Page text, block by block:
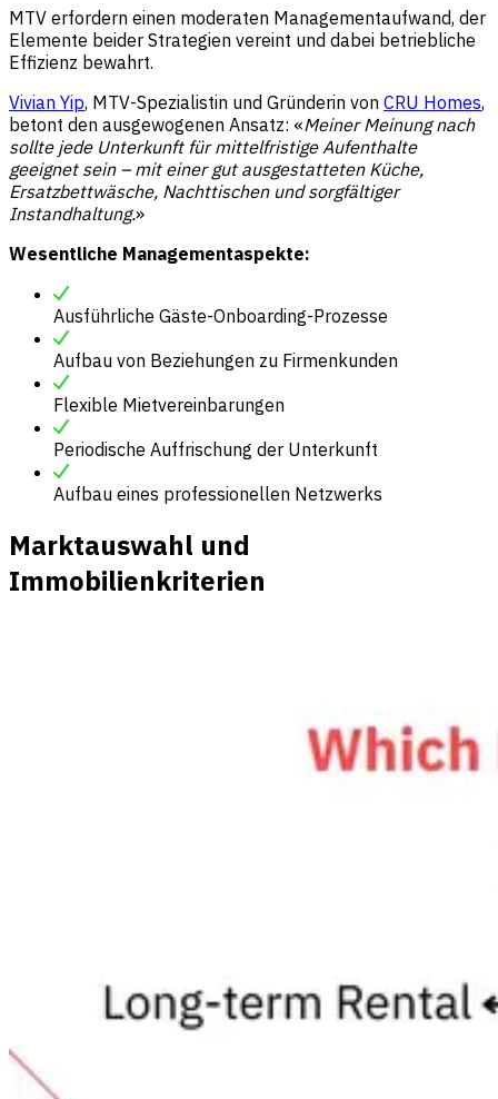
MTV erfordern einen moderaten Managementaufwand, der
Elemente beider Strategien vereint und dabei betriebliche
Effizienz bewahrt.
Vivian Yip, MTV-Spezialistin und Gründerin von CRU Homes,
betont den ausgewogenen Ansatz: «Meiner Meinung nach
sollte jede Unterkunft für mittelfristige Aufenthalte
geeignet sein – mit einer gut ausgestatteten Küche,
Ersatzbettwäsche, Nachttischen und sorgfältiger
Instandhaltung.»
Wesentliche Managementaspekte:
Ausführliche Gäste-Onboarding-Prozesse
Aufbau von Beziehungen zu Firmenkunden
Flexible Mietvereinbarungen
Periodische Auffrischung der Unterkunft
Aufbau eines professionellen Netzwerks
Marktauswahl und
Immobilienkriterien